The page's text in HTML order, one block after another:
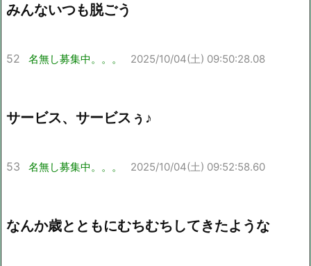
みんないつも脱ごう
52 名無し募集中。。。 2025/10/04(土) 09:50:28.08
サービス、サービスぅ♪
53 名無し募集中。。。 2025/10/04(土) 09:52:58.60
なんか歳とともにむちむちしてきたような